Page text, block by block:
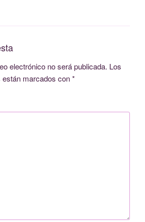
electrónico no será publicada. Los
marcados con*